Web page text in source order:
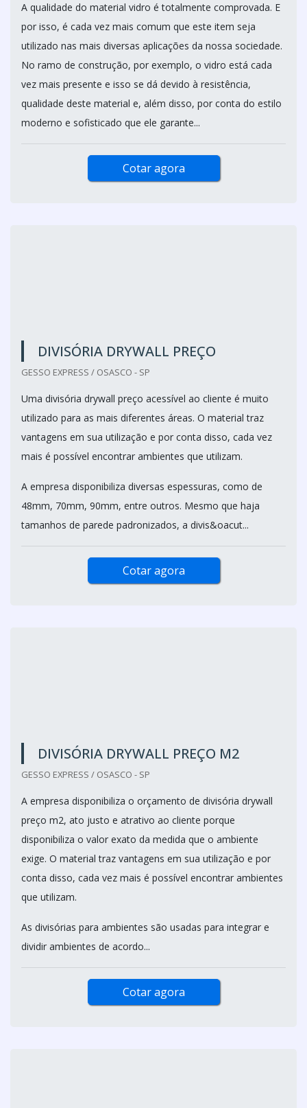
A qualidade do material vidro é totalmente comprovada. E
por isso, é cada vez mais comum que este item seja
utilizado nas mais diversas aplicações da nossa sociedade.
No ramo de construção, por exemplo, o vidro está cada
vez mais presente e isso se dá devido à resistência,
qualidade deste material e, além disso, por conta do estilo
moderno e sofisticado que ele garante...
Cotar agora
DIVISÓRIA DRYWALL PREÇO
GESSO EXPRESS / OSASCO - SP
Uma divisória drywall preço acessível ao cliente é muito
utilizado para as mais diferentes áreas. O material traz
vantagens em sua utilização e por conta disso, cada vez
mais é possível encontrar ambientes que utilizam.
A empresa disponibiliza diversas espessuras, como de
48mm, 70mm, 90mm, entre outros. Mesmo que haja
tamanhos de parede padronizados, a divis&oacut...
Cotar agora
DIVISÓRIA DRYWALL PREÇO M2
GESSO EXPRESS / OSASCO - SP
A empresa disponibiliza o orçamento de divisória drywall
preço m2, ato justo e atrativo ao cliente porque
disponibiliza o valor exato da medida que o ambiente
exige. O material traz vantagens em sua utilização e por
conta disso, cada vez mais é possível encontrar ambientes
que utilizam.
As divisórias para ambientes são usadas para integrar e
dividir ambientes de acordo...
Cotar agora